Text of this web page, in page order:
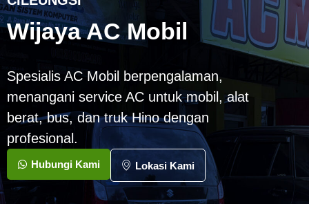
Wijaya AC Mobil
Spesialis AC Mobil berpengalaman,
menangani service AC untuk mobil, alat
berat, bus, dan truk Hino dengan
profesional.
Hubungi Kami Lokasi Kami